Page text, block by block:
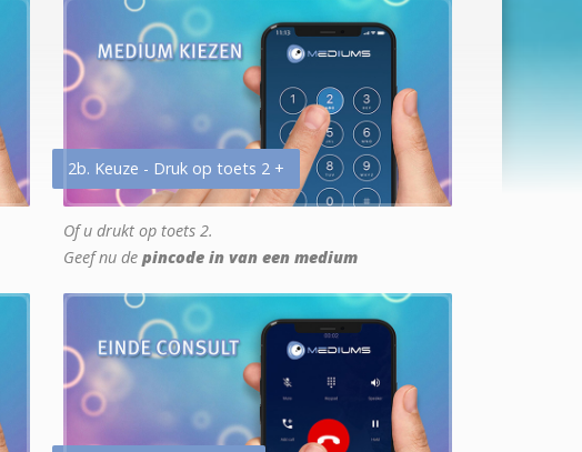
2b. Keuze - Druk op toets 2 +
Of u drukt op toets 2.
Geef nu de pincode in van een medium